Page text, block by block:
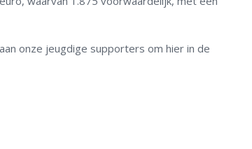
onze jeugdige supporters om hier in de